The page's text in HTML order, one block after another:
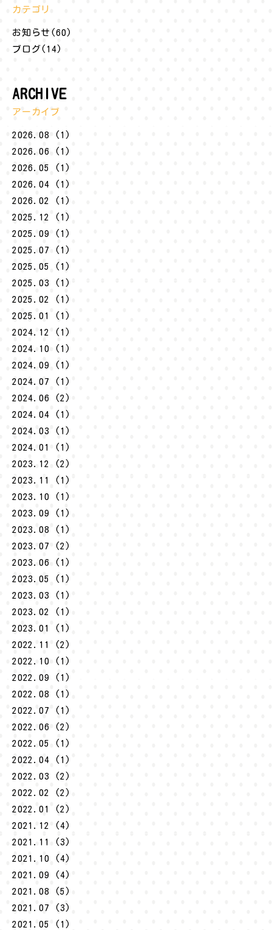
カテゴリ
お知らせ(60)
ブログ(14)
ARCHIVE
アーカイブ
2026.08 (1)
2026.06 (1)
2026.05 (1)
2026.04 (1)
2026.02 (1)
2025.12 (1)
2025.09 (1)
2025.07 (1)
2025.05 (1)
2025.03 (1)
2025.02 (1)
2025.01 (1)
2024.12 (1)
2024.10 (1)
2024.09 (1)
2024.07 (1)
2024.06 (2)
2024.04 (1)
2024.03 (1)
2024.01 (1)
2023.12 (2)
2023.11 (1)
2023.10 (1)
2023.09 (1)
2023.08 (1)
2023.07 (2)
2023.06 (1)
2023.05 (1)
2023.03 (1)
2023.02 (1)
2023.01 (1)
2022.11 (2)
2022.10 (1)
2022.09 (1)
2022.08 (1)
2022.07 (1)
2022.06 (2)
2022.05 (1)
2022.04 (1)
2022.03 (2)
2022.02 (2)
2022.01 (2)
2021.12 (4)
2021.11 (3)
2021.10 (4)
2021.09 (4)
2021.08 (5)
2021.07 (3)
2021.05 (1)